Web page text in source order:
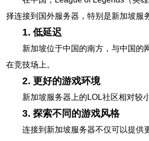
择连接到国外服务器，特别是新加坡服
1. 低延迟
新加坡位于中国的南方，与中国的
在竞技场上。
2. 更好的游戏环境
新加坡服务器上的LOL社区相对较
3. 探索不同的游戏风格
连接到新加坡服务器不仅可以提供